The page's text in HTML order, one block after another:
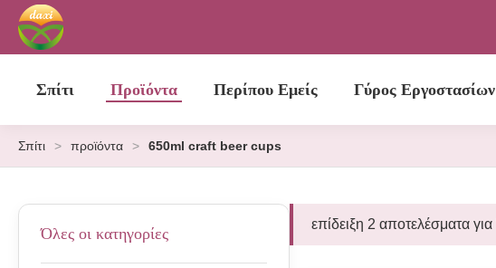
Σπίτι Προϊόντα Περίπου Εμείς Γύρος Εργοστασίων
Σπίτι > προϊόντα > 650ml craft beer cups
Όλες οι κατηγορίες
επίδειξη 2 αποτελέσματα για